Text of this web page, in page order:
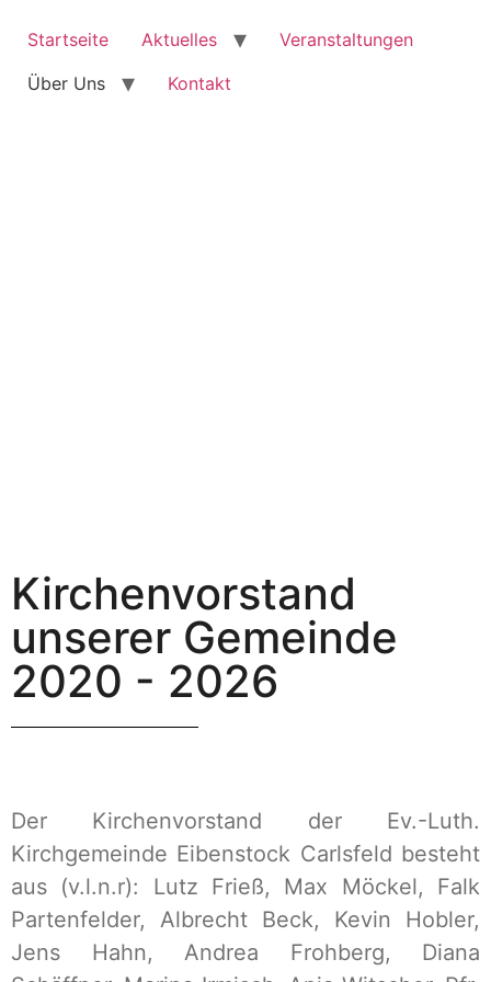
Startseite Aktuelles
Veranstaltungen
Über Uns
Kontakt
Kirchenvorstand
unserer Gemeinde
2020 - 2026
Der Kirchenvorstand der Ev.-Luth.
Kirchgemeinde Eibenstock Carlsfeld besteht
aus (v.l.n.r): Lutz Frieß, Max Möckel, Falk
Partenfelder, Albrecht Beck, Kevin Hobler,
Jens Hahn, Andrea Frohberg, Diana